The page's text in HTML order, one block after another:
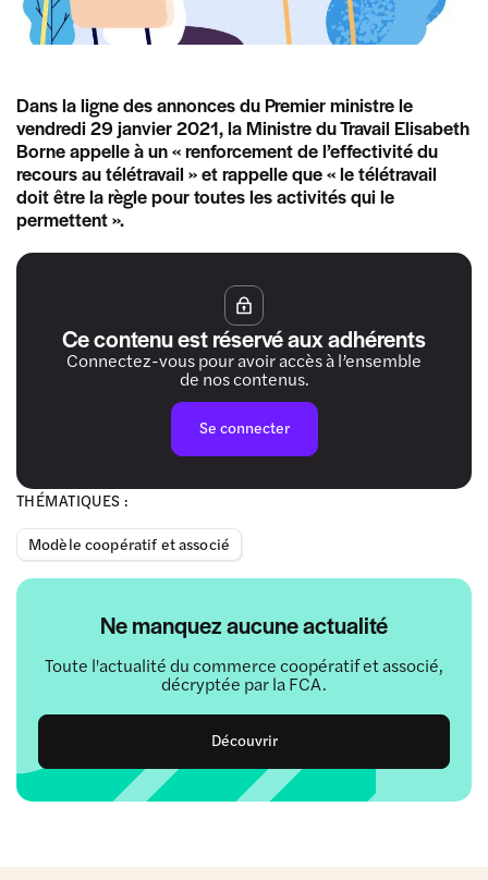
THÉMATIQUES :
Modèle coopératif et associé
Ne manquez aucune actualité
Toute l'actualité du commerce coopératif et associé,
décryptée par la FCA.
Découvrir
Dans la ligne des annonces du Premier ministre le
vendredi 29 janvier 2021, la Ministre du Travail Elisabeth
Borne appelle à un « renforcement de l’effectivité du
recours au télétravail » et rappelle que « le télétravail
doit être la règle pour toutes les activités qui le
permettent ».
Ce contenu est réservé aux adhérents
Connectez-vous pour avoir accès à l’ensemble
de nos contenus.
Se connecter